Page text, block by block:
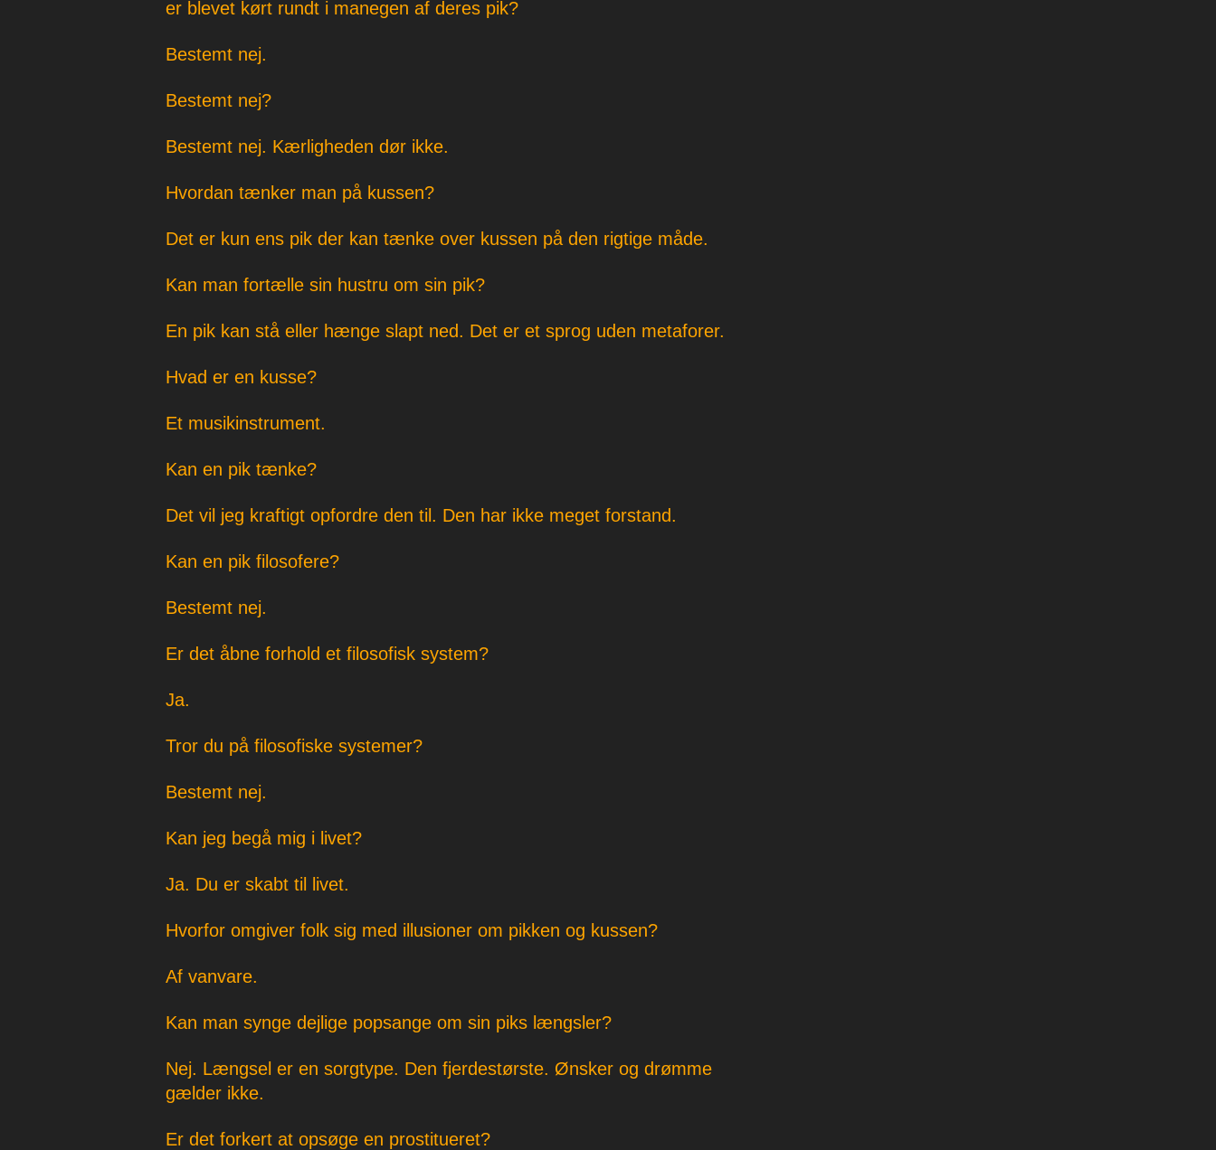
er blevet kørt rundt i manegen af deres pik?
Bestemt nej.
Bestemt nej?
Bestemt nej. Kærligheden dør ikke.
Hvordan tænker man på kussen?
Det er kun ens pik der kan tænke over kussen på den rigtige måde.
Kan man fortælle sin hustru om sin pik?
En pik kan stå eller hænge slapt ned. Det er et sprog uden metaforer.
Hvad er en kusse?
Et musikinstrument.
Kan en pik tænke?
Det vil jeg kraftigt opfordre den til. Den har ikke meget forstand.
Kan en pik filosofere?
Bestemt nej.
Er det åbne forhold et filosofisk system?
Ja.
Tror du på filosofiske systemer?
Bestemt nej.
Kan jeg begå mig i livet?
Ja. Du er skabt til livet.
Hvorfor omgiver folk sig med illusioner om pikken og kussen?
Af vanvare.
Kan man synge dejlige popsange om sin piks længsler?
Nej. Længsel er en sorgtype. Den fjerdestørste. Ønsker og drømme
gælder ikke.
Er det forkert at opsøge en prostitueret?